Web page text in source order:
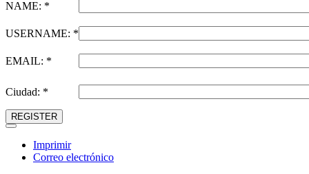
NAME: *
USERNAME: *
EMAIL: *
Ciudad: *
REGISTER
Imprimir
Correo electrónico